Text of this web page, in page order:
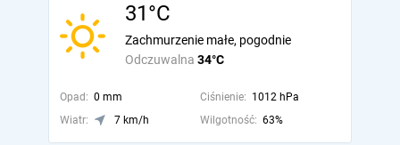
31°C
Odczuwalna 34°C
Zachmurzenie małe, pogodnie
Opad: 0 mm Ciśnienie: 1012 hPa
Wiatr:
7 km/h Wilgotność: 63%